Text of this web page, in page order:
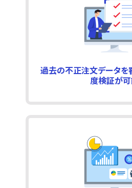
過去の不正注文データを
度検証が